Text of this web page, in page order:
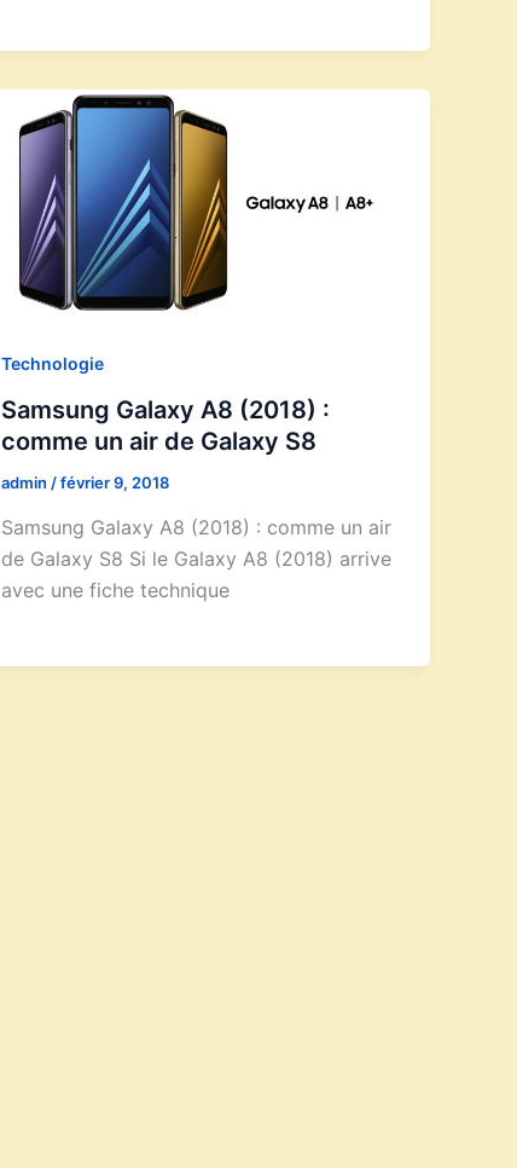
Technologie
Samsung Galaxy A8 (2018) :
comme un air de Galaxy S8
admin /février 9, 2018
Samsung Galaxy A8 (2018) : comme un air
de Galaxy S8 Si le Galaxy A8 (2018) arrive
avec une fiche technique